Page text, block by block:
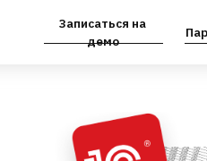
Партнёрам
на